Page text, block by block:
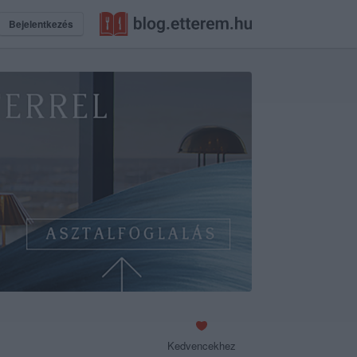
Bejelentkezés
Kedvencekhez